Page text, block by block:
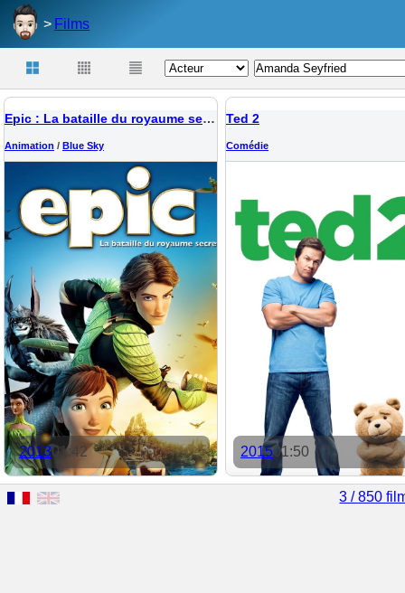
Films
Epic : La bataille du royaume secret
Animation / Blue Sky
201301:42
Ted 2
Comédie
201501:50
3 / 850